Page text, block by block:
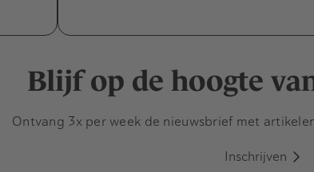
Blijf op de hoogte
Ontvang 3x per week de nieuwsbrief met
Inschrijven